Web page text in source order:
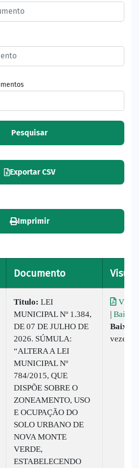
Pesquisar
Exportar CSV
Imprimir
Documento
Titulo: LEI
MUNICIPAL Nº 1.384,
DE 07 DE JULHO DE
2026. SÚMULA:
“ALTERA A LEI
MUNICIPAL Nº
784/2015, QUE
DISPÕE SOBRE O
ZONEAMENTO, USO
E OCUPAÇÃO DO
SOLO URBANO DE
NOVA MONTE
VERDE,
ESTABELECENDO
| Baixar
vezes